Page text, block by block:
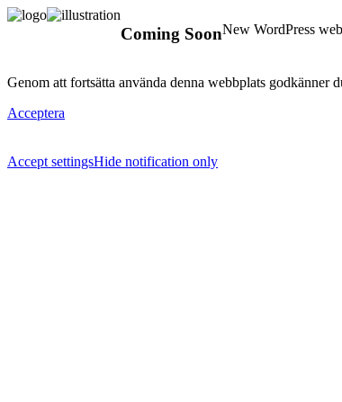
Coming SoonNew WordPress
Genom att fortsätta använda denna webbplats godkänner
Acceptera
Accept settingsHide notification only